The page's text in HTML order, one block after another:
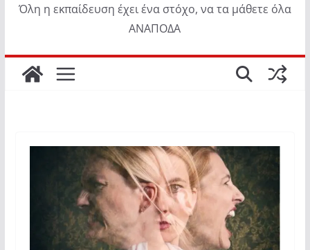
Όλη η εκπαίδευση έχει ένα στόχο, να τα μάθετε όλα
ΑΝΑΠΟΔΑ